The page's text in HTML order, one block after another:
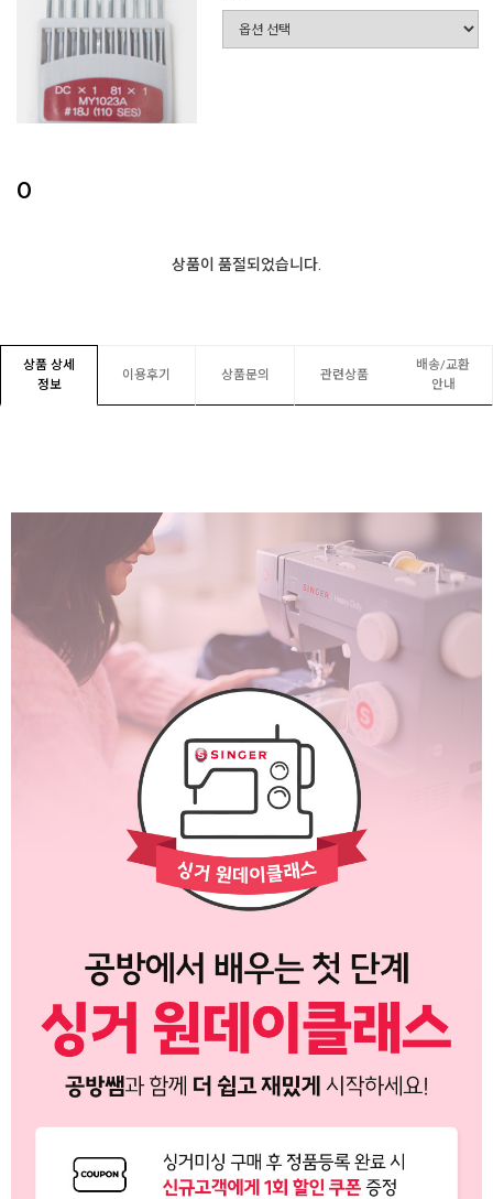
0
상품이 품절되었습니다.
상품 상세
정보
이용후기 상품문의 관련상품
배송/교환
안내